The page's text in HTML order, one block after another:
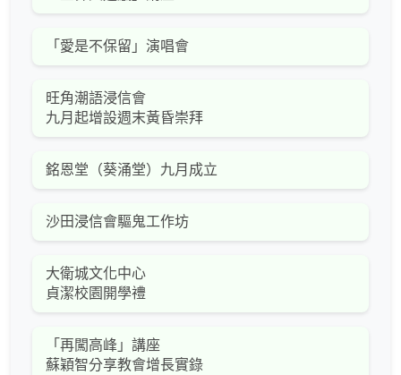
「愛是不保留」演唱會
旺角潮語浸信會
九月起增設週末黃昏崇拜
銘恩堂（葵涌堂）九月成立
沙田浸信會驅鬼工作坊
大衛城文化中心
貞潔校園開學禮
「再闖高峰」講座
蘇穎智分享教會增長實錄